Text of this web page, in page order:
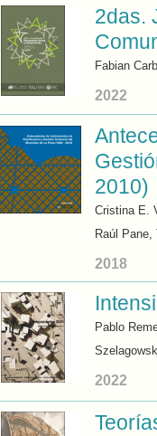
2das.
Fabian
2022
2010)
Cristina E.
Raúl
2018
Pablo
2022